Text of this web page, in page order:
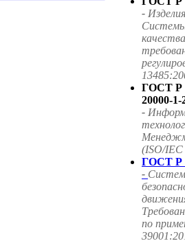
-
ГОСТ
20000-1-
-
(ISO/IEC
ГОСТ Р
-
по